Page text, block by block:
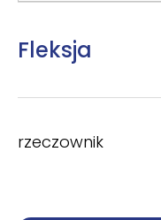
Fleksja
rzeczownik